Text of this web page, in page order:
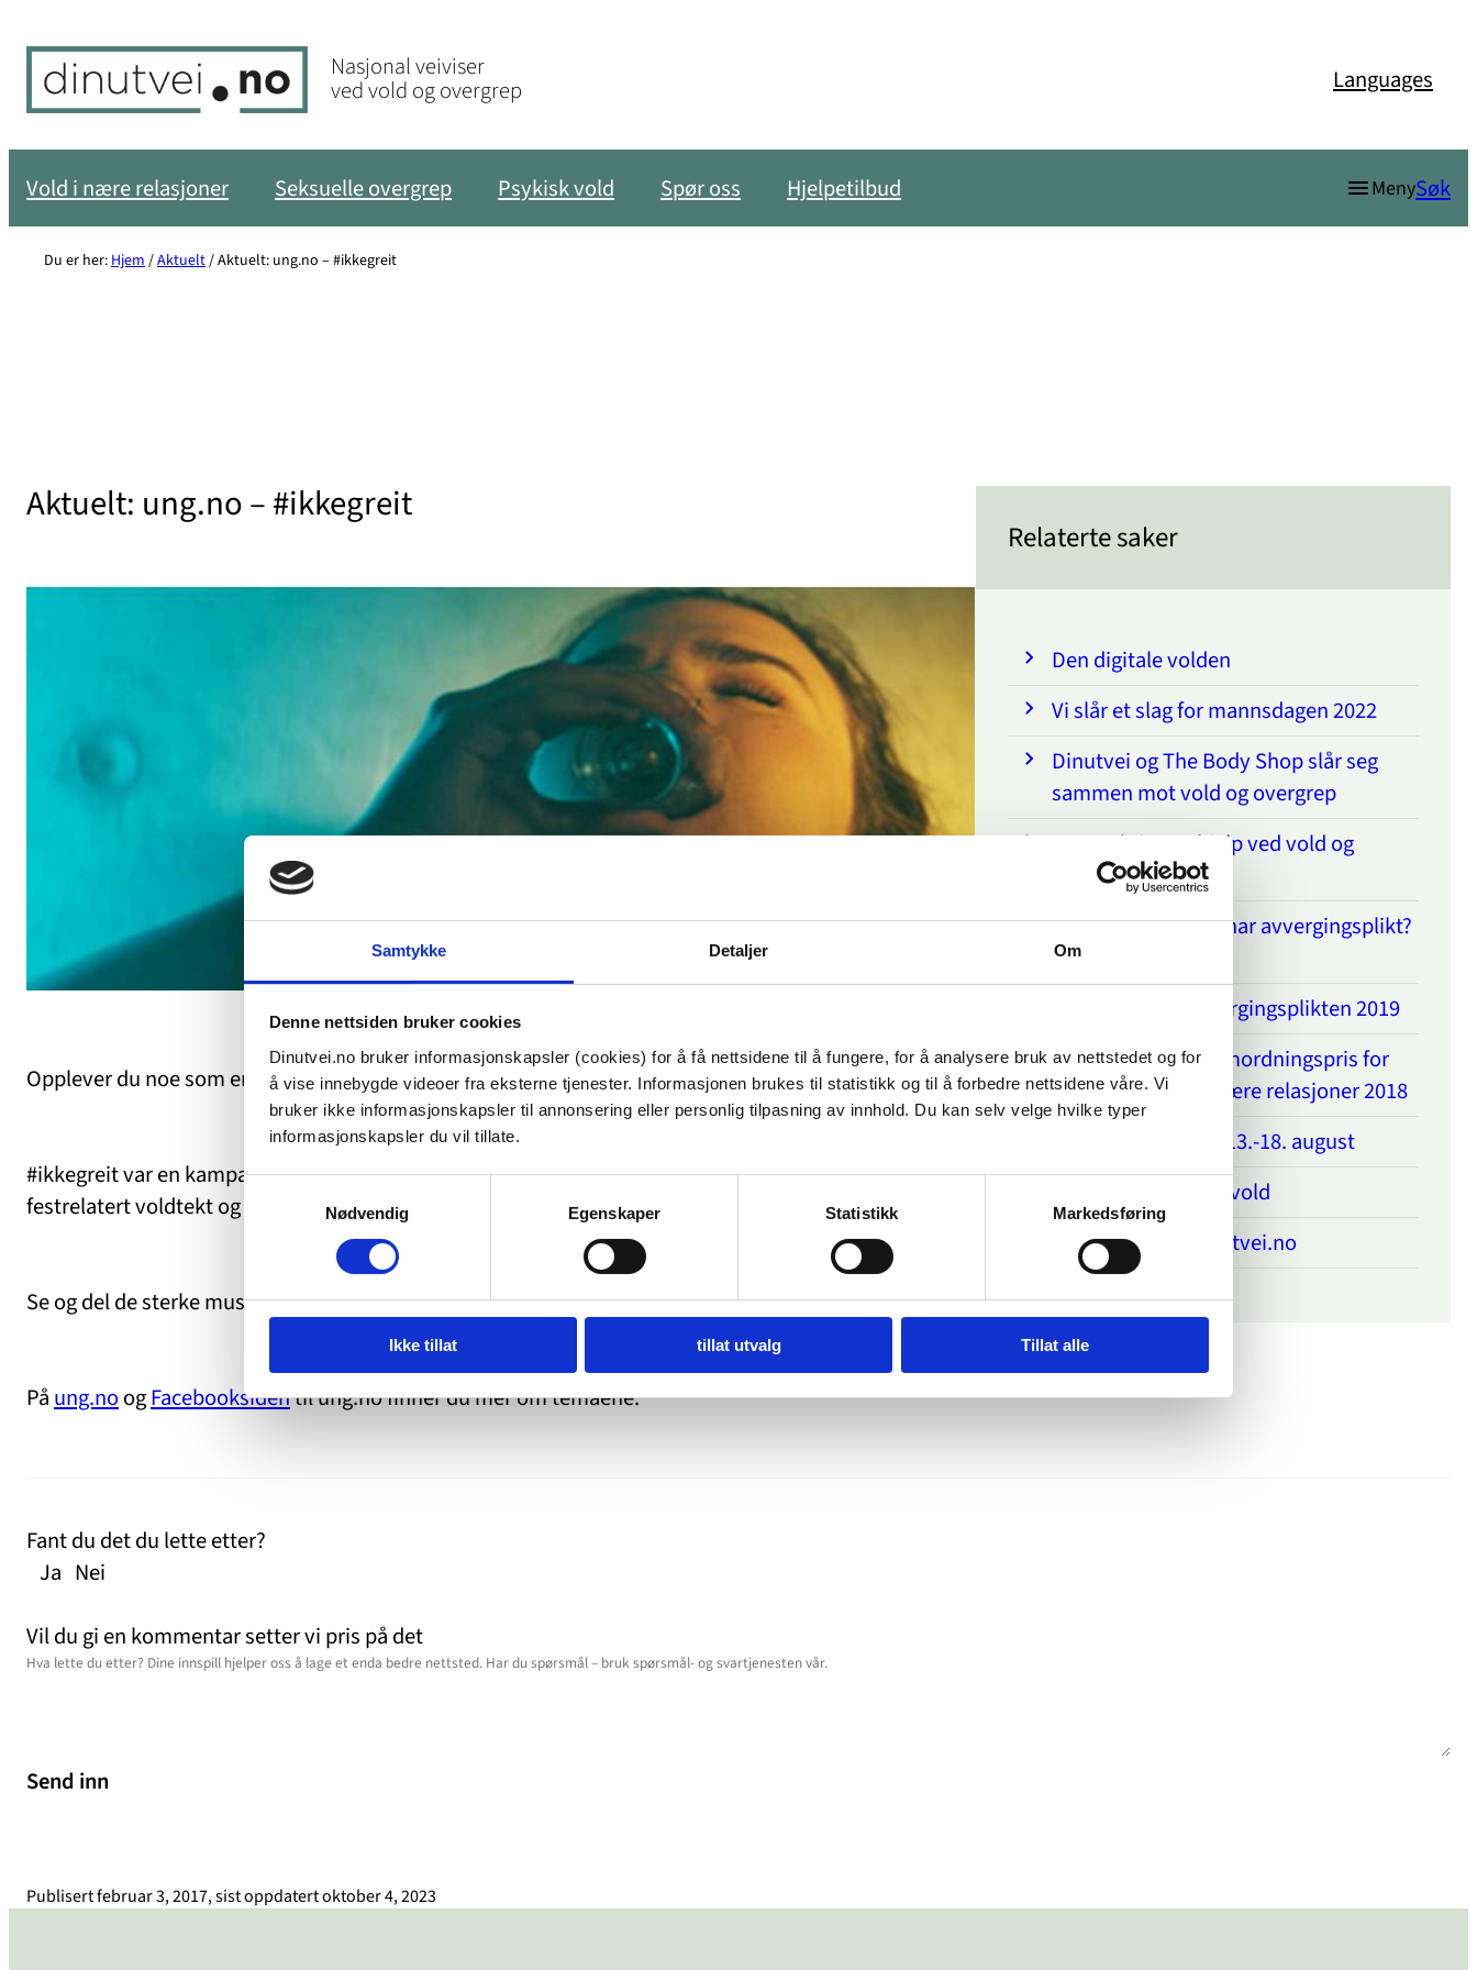
Samtykke Detaljer Om
Denne nettsiden bruker cookies
Dinutvei.no bruker informasjonskapsler (cookies) for å få nettsidene til å fungere, for å analysere bruk av nettstedet og for
å vise innebygde videoer fra eksterne tjenester. Informasjonen brukes til statistikk og til å forbedre nettsidene våre. Vi
bruker ikke informasjonskapsler til annonsering eller personlig tilpasning av innhold. Du kan selv velge hvilke typer
informasjonskapsler du vil tillate.
Samtykkevalg
Nødvendig
Egenskaper Statistikk Markedsføring
Ikke tillat tillat utvalg Tillat alle
innhold
Nasjonal veiviser
ved vold og overgrep Languages
Vold i nære relasjoner Seksuelle overgrep Psykisk vold Spør oss Hjelpetilbud MenySøk
Du er her:Hjem/Aktuelt/Aktuelt: ung.no – #ikkegreit
Aktuelt: ung.no – #ikkegreit
Opplever du noe som er #ikkegreit?
#ikkegreit var en kampanje for å forebygge og bevisstgjøre knyttet til temaene bildespredning,
festrelatert voldtekt og kjærestevold. Målgruppen for kampanjen var ungdom mellom 15 – 23 år.
Se og del de sterke musikkvideoene:https://youtu.be/GDacaX7q4Qs
På ung.noogFacebooksidentil ung.no finner du mer om temaene.
Relaterte saker
Den digitale volden
Vi slår et slag for mannsdagen 2022
Dinutvei og The Body Shop slår seg
sammen mot vold og overgrep
Koronakrisen – hjelp ved vold og
overgrep
Lurer du på om du har avvergingsplikt?
Plikt.no gir svaret.
Kampanje om avvergingsplikten 2019
Samarbeids- og samordningspris for
arbeid mot vold i nære relasjoner 2018
Arendalsuka 2018, 13.-18. august
Ord kan også være vold
Ny kortfilm fra dinutvei.no
Fant du det du lette etter?
Ja Nei
Vil du gi en kommentar setter vi pris på det
Send inn
Publisertfebruar 3, 2017, sist oppdatertoktober 4, 2023